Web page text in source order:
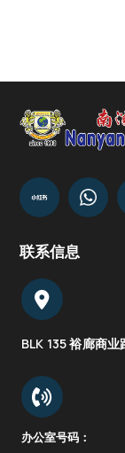
联系信息
BLK 135 裕廊商
办公室号码：